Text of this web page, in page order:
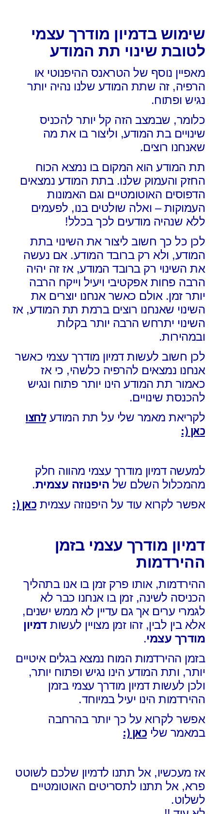
שימוש בדמיון מודרך עצמי
לטובת שינוי תת המודע
מאפיין נוסף של הטראנס ההיפנוטי או
הרפיה, זה שתת המודע שלנו נהיה יותר
נגיש ופתוח.
כלומר, שבמצב הזה קל יותר להכניס
שינויים בת המודע, וליצור בו את מה
שאנחנו רוצים.
תת המודע הוא המקום בו נמצא הכוח
החזק והעמוק שלנו. בתת המודע נמצאים
הדפוסים האוטומטיים וגם האמונות
העמוקות – ואלה שולטים בנו, לפעמים
ללא שנהיה מודעים לכך בכלל!
לכן כל כך חשוב ליצור את השינוי בתת
המודע, ולא רק ברובד המודע. אם נעשה
את השינוי רק ברובד המודע, אז זה יהיה
הרבה פחות אפקטיבי ויעיל וייקח הרבה
יותר זמן. אולם כאשר אנחנו יוצרים את
השינוי שאנחנו רוצים ברמת תת המודע, אז
השינוי יתרחש הרבה יותר בקלות
ובמהירות.
לכן חשוב לעשות דמיון מודרך עצמי כאשר
אנחנו נמצאים להרפיה כלשהי, כי אז
כאמור תת המודע הינו יותר פתוח ונגיש
להכנסת שינויים.
לקריאת מאמר שלי על תת המודעלחצו
כאן (:
למעשה דמיון מודרך עצמי מהווה חלק
מהמכלול השלם של היפנוזה עצמית.
אפשר לקרוא עוד על היפנוזה עצמית כאן (:
דמיון מודרך עצמי בזמן
ההירדמות
ההירדמות, אותו פרק זמן בו אנו בתהליך
הכניסה לשינה, זמן בו אנחנו כבר לא
לגמרי ערים אך גם עדיין לא ממש ישנים,
אלא בין לבין, זהו זמן מצויין לעשותדמיון
מודרך עצמי.
בזמן ההירדמות המוח נמצא בגלים איטיים
יותר, ותת המודע הינו נגיש ופתוח יותר,
ולכן לעשות דמיון מודרך עצמי בזמן
ההירדמות הינו יעיל במיוחד.
אפשר לקרוא על כך יותר בהרחבה
במאמר שלי כאן (:
אז מעכשיו, אל תתנו לדמיון שלכם לשוטט
פרא, אל תתנו לתסריטים האוטומטיים
לשלוט.